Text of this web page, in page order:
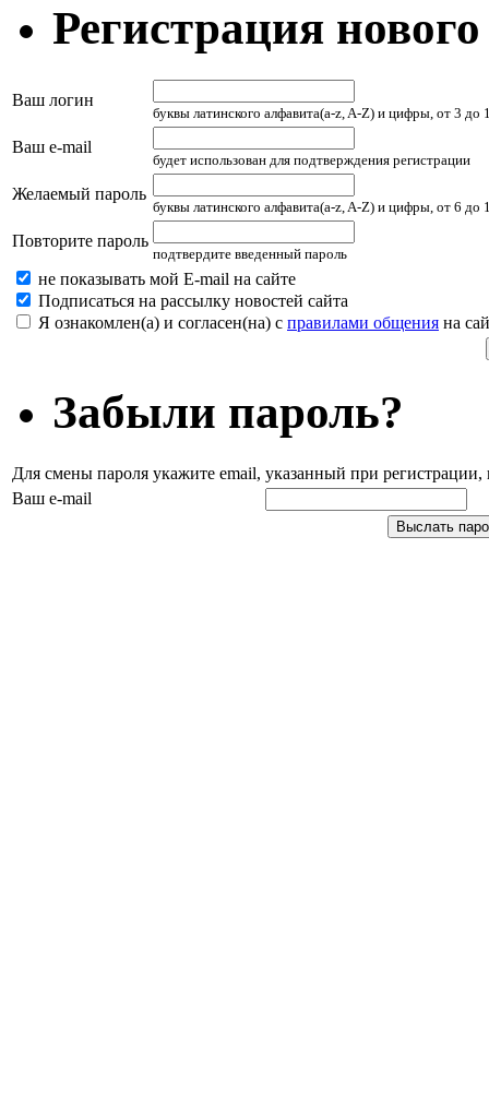
Регистрация
Ваш логин
буквы латинского алфавита(a-z, A-Z) и цифры, от 3 до
Ваш e-mail
будет использован для подтверждения регистрации
Желаемый пароль
буквы латинского алфавита(a-z, A-Z) и цифры, от 6 до
Повторите пароль
подтвердите введенный пароль
не показывать мой E-mail на сайте
Подписаться на рассылку новостей сайта
Я ознакомлен(а) и согласен(на) с правилами общения на
Забыли пароль?
Для смены пароля укажите email, указанный при
Ваш e-mail